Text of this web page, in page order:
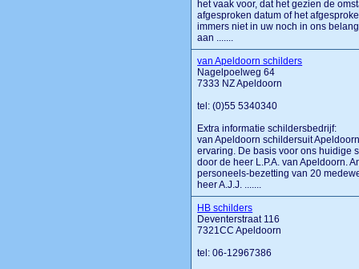
het vaak voor, dat het gezien de
afgesproken datum of het
immers niet in uw noch in ons
aan .......
van Apeldoorn schilders
Nagelpoelweg 64
7333 NZ Apeldoorn
tel: (0)55 5340340
Extra informatie schildersbedrijf:
van Apeldoorn schildersuit
ervaring. De basis voor ons huidige
door de heer L.P.A. van Apeldoorn.
personeels-bezetting van 20
heer A.J.J. .......
HB schilders
Deventerstraat 116
7321CC Apeldoorn
tel: 06-12967386